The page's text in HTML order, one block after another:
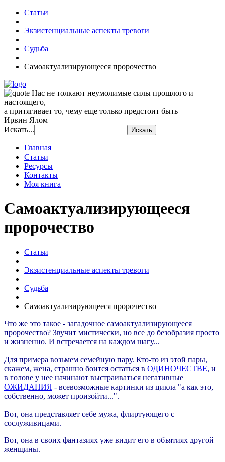
Статьи
Экзистенциальные аспекты тревоги
Судьба
Самоактуализирующееся пророчество
Нас не толкают неумолимые силы прошлого и
настоящего,
а притягивает то, чему еще только предстоит быть
Ирвин Ялом
Искать...
Главная
Статьи
Ресурсы
Контакты
Моя книга
Самоактуализирующееся
пророчество
Статьи
Экзистенциальные аспекты тревоги
Судьба
Самоактуализирующееся пророчество
Что же это такое - загадочное самоактуализирующееся
пророчество? Звучит мистически, но все до безобразия просто
и жизненно. И встречается на каждом шагу...
Для примера возьмем семейную пару. Кто-то из этой пары,
скажем, жена, страшно боится остаться в ОДИНОЧЕСТВЕ, и
в голове у нее начинают выстраиваться негативные
ОЖИДАНИЯ - всевозможные картинки из цикла "а как это,
собственно, может произойти...".
Вот, она представляет себе мужа, флиртующего с
сослуживицами.
Вот, она в своих фантазиях уже видит его в объятиях другой
женщины.